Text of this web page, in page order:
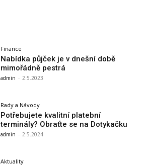
Finance
Nabídka půjček je v dnešní době
mimořádně pestrá
admin - 2.5.2023
Rady a Návody
Potřebujete kvalitní platební
terminály? Obraťte se na Dotykačku
admin - 2.5.2024
Aktuality